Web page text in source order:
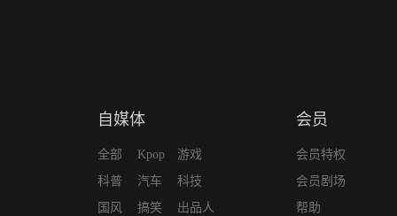
自媒体
全部
科普
国风
Kpop
汽车
搞笑
游戏
科技
出品人
会员
会员特权
会员剧场
帮助